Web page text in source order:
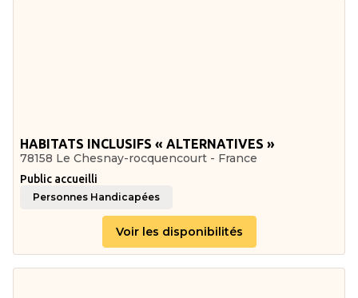
HABITATS INCLUSIFS « ALTERNATIVES »
78158 Le Chesnay-rocquencourt - France
Public accueilli
Personnes Handicapées
Voir les disponibilités